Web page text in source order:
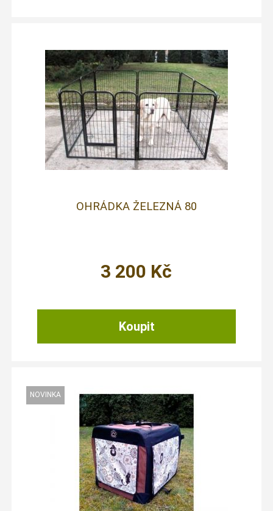
OHRÁDKA ŽELEZNÁ 80
3 200 Kč